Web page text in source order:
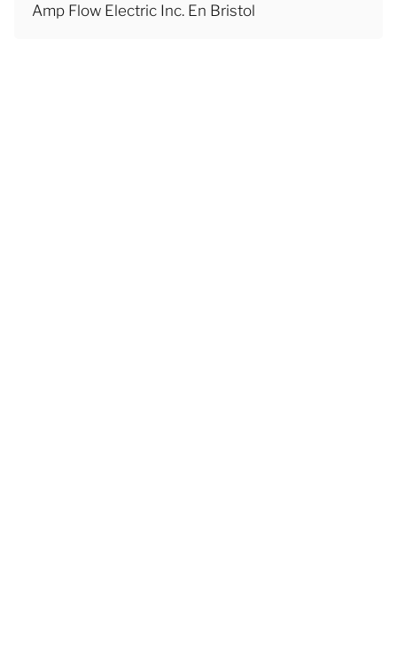
Amp Flow Electric Inc. En Bristol